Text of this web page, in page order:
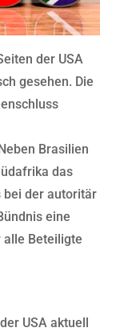
der USA
gesehen. Die
Brasilien
das
bei der autoritär
eine
Beteiligte
USA aktuell